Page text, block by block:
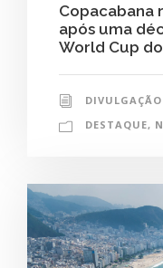
Copacabana
após uma
World Cup
DESTAQUE,